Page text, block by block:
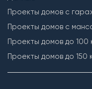
Проекты домов с
Проекты домов с
Проекты домов до 100
Проекты домов до 150